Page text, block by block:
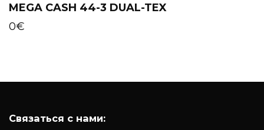
MEGA CASH 44-3 DUAL-TEX
0€
Связаться с нами: